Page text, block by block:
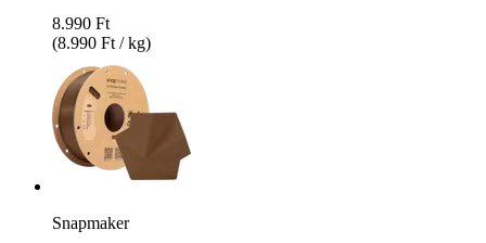
8.990 Ft
(8.990 Ft / kg)
Snapmaker